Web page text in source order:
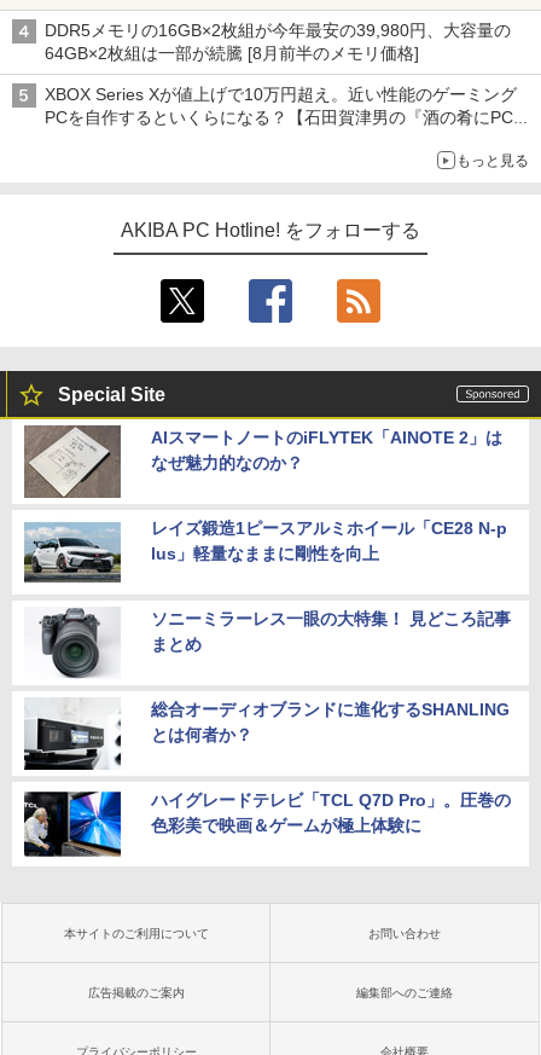
DDR5メモリの16GB×2枚組が今年最安の39,980円、大容量の
64GB×2枚組は一部が続騰 [8月前半のメモリ価格]
XBOX Series Xが値上げで10万円超え。近い性能のゲーミング
PCを自作するといくらになる？【石田賀津男の『酒の肴にPCゲ
もっと見る
AKIBA PC Hotline! をフォローする
Special Site
AIスマートノートのiFLYTEK「AINOTE 2」は
なぜ魅力的なのか？
レイズ鍛造1ピースアルミホイール「CE28 N-p
lus」軽量なままに剛性を向上
ソニーミラーレス一眼の大特集！ 見どころ記事
まとめ
総合オーディオブランドに進化するSHANLING
とは何者か？
ハイグレードテレビ「TCL Q7D Pro」。圧巻の
色彩美で映画＆ゲームが極上体験に
本サイトのご利用について お問い合わせ
広告掲載のご案内 編集部へのご連絡
プライバシーポリシー 会社概要